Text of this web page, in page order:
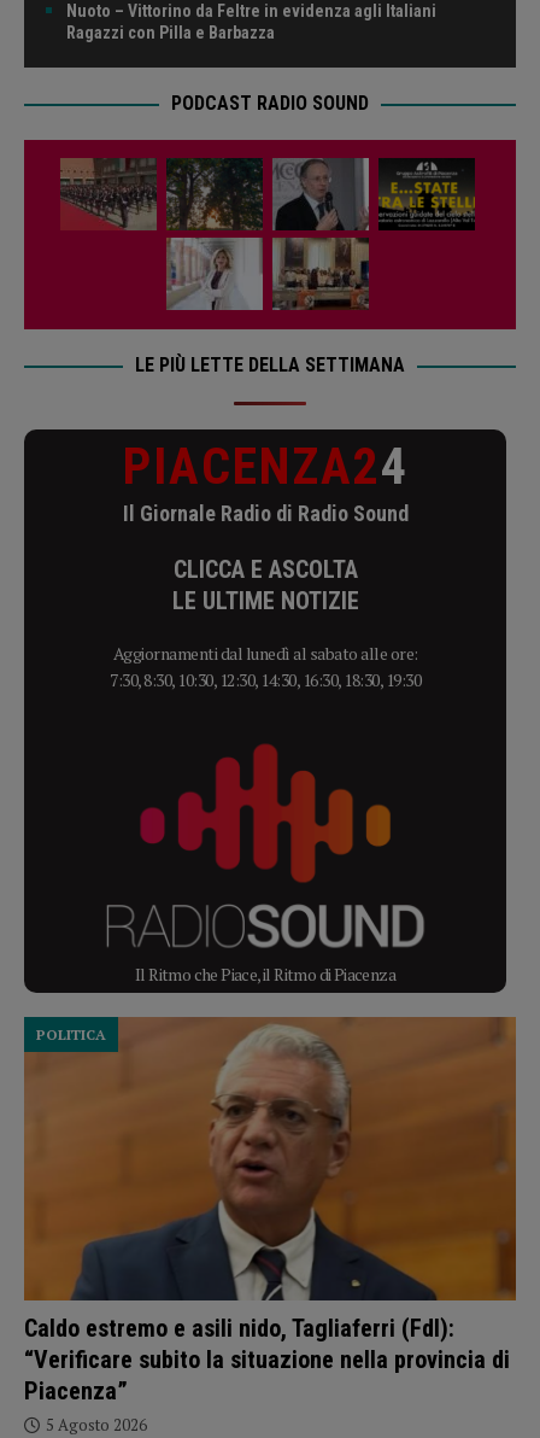
Nuoto – Vittorino da Feltre in evidenza agli Italiani
Ragazzi con Pilla e Barbazza
PODCAST RADIO SOUND
LE PIÙ LETTE DELLA SETTIMANA
PIACENZA24
Il Giornale Radio di Radio Sound
CLICCA E ASCOLTA
LE ULTIME NOTIZIE
Aggiornamenti dal lunedì al sabato alle ore:
7:30, 8:30, 10:30, 12:30, 14:30, 16:30, 18:30, 19:30
Il Ritmo che Piace, il Ritmo di Piacenza
Caldo estremo e asili nido, Tagliaferri (FdI):
“Verificare subito la situazione nella provincia di
Piacenza”
POLITICA
5 Agosto 2026